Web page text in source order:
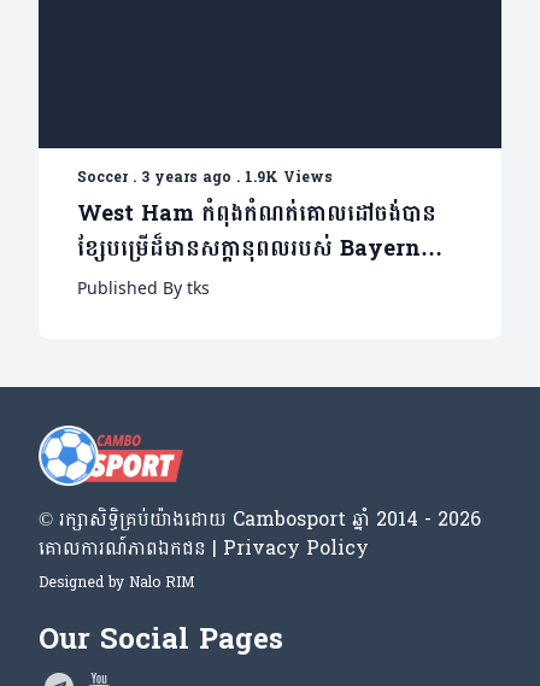
Soccer. 3 years ago . 1.9K Views
West Ham កំពុងកំណត់គោលដៅចង់បាន​​
ខ្សែបម្រើដ៏មានសក្ដានុពលរបស់ Bayern
ម្នាក់ មកជំនួសកន្លែង Declan Rice
Published By tks
© រក្សា​សិទ្ធិ​គ្រប់​យ៉ាង​ដោយ​ Cambosport ឆ្នាំ 2014 - 2026
គោលការណ៍​ភាព​ឯកជន | Privacy Policy
Designed by Nalo RIM
Our Social Pages